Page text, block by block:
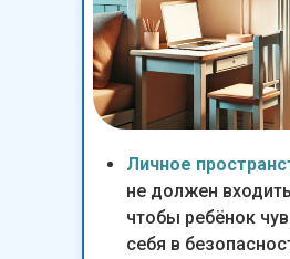
Личное
не должен
чтобы ребёнок
себя в